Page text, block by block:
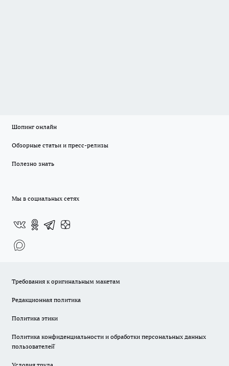
Шопинг онлайн
Обзорные статьи и пресс-релизы
Полезно знать
Мы в социальных сетях
Требования к оригинальным макетам
Редакционная политика
Политика этики
Политика конфиденциальности и обработки персональных данных
пользователей̆